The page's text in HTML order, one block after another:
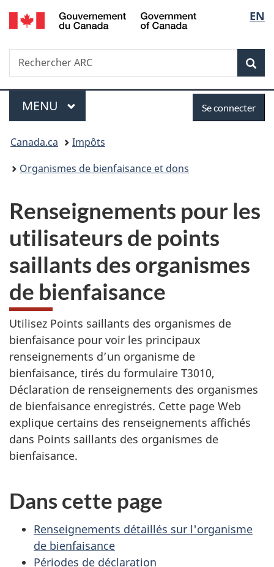
Passer
au
Passer
à
du
Passer
à
simplifiée
de
la
EN
Recherche
Rechercher
ARC
Menu
MENU PRINCIPAL
connecter
Se connecter
Vous
êtes
Canada.ca
Impôts
Organismes de bienfaisance et dons
Renseignements pour les
utilisateurs de points
saillants des organismes
de bienfaisance
Utilisez Points saillants des organismes de
bienfaisance pour voir les principaux
renseignements d’un organisme de
bienfaisance, tirés du formulaire T3010,
Déclaration de renseignements des organismes
de bienfaisance enregistrés. Cette page Web
explique certains des renseignements affichés
dans Points saillants des organismes de
bienfaisance.
Dans cette page
Renseignements détaillés sur l'organisme
de bienfaisance
Périodes de déclaration